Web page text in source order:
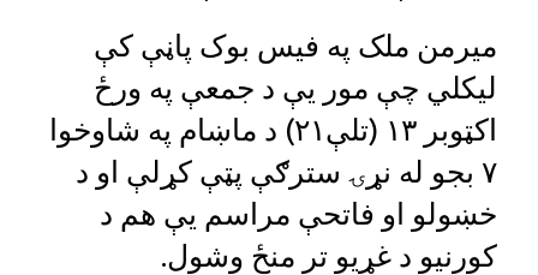
میرمن ملک په فیس بوک پاڼې کې
لیکلي چې مور یې د جمعې په ورځ
اکټوبر ۱۳ (تلې۲۱) د ماښام په شاوخوا
۷ بجو له نړۍ سترګې پټې کړلې او د
خښولو او فاتحې مراسم یې هم د
کورنیو د غړیو تر منځ وشول.